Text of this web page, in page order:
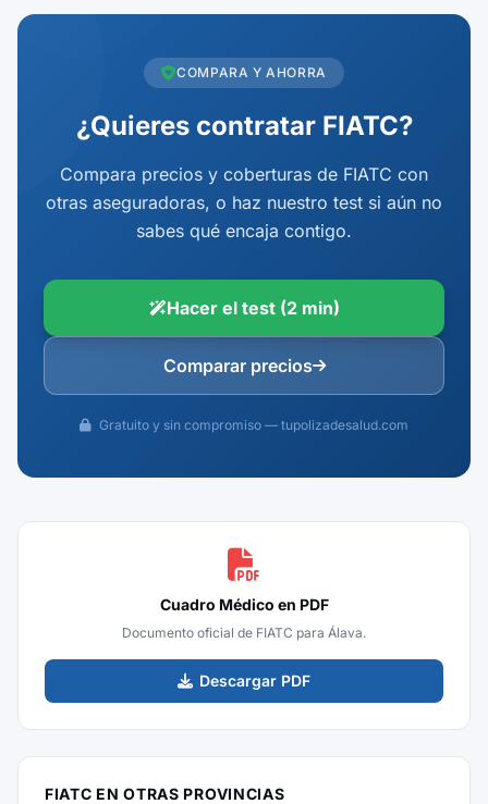
COMPARA Y AHORRA
¿Quieres contratar FIATC?
Compara precios y coberturas de FIATC con
otras aseguradoras, o haz nuestro test si aún no
sabes qué encaja contigo.
Hacer el test (2 min)
Comparar precios
Gratuito y sin compromiso — tupolizadesalud.com
Cuadro Médico en PDF
Documento oficial de FIATC para Álava.
Descargar PDF
FIATC EN OTRAS PROVINCIAS